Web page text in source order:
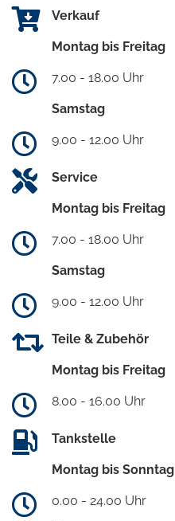
Verkauf
Montag bis Freitag
7.00 - 18.00 Uhr
Samstag
9.00 - 12.00 Uhr
Service
Montag bis Freitag
7.00 - 18.00 Uhr
Samstag
9.00 - 12.00 Uhr
Teile & Zubehör
Montag bis Freitag
8.00 - 16.00 Uhr
Tankstelle
Montag bis Sonntag
0.00 - 24.00 Uhr